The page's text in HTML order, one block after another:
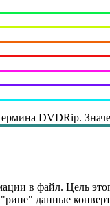
DVDRip.
в файл. Цель
данные